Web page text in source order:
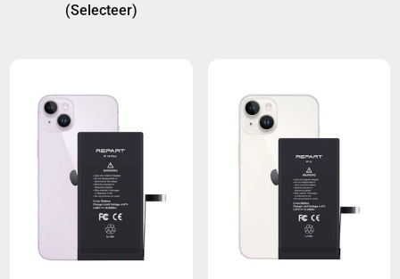
(Selecteer)